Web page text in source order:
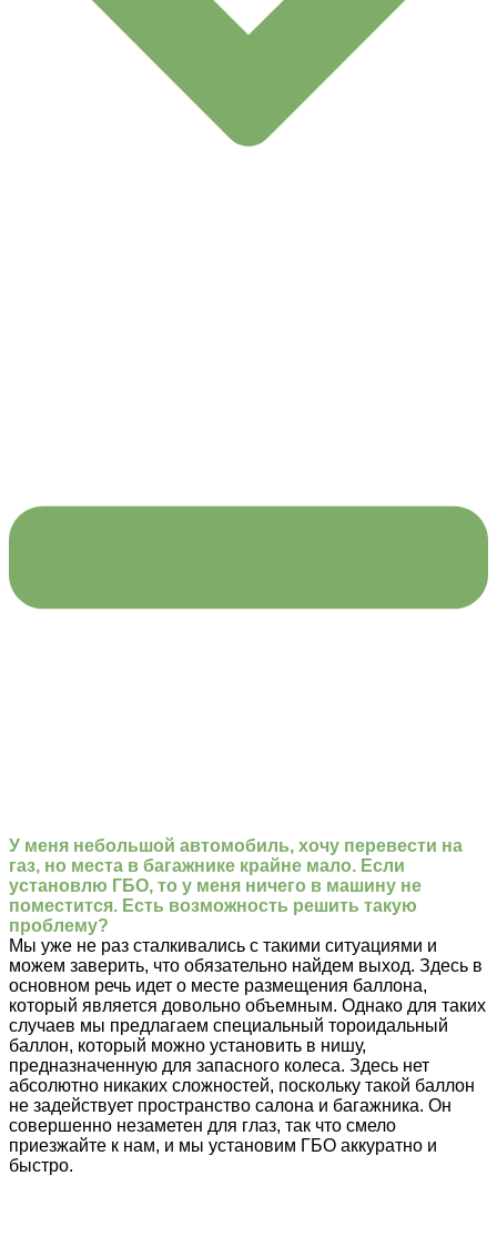
У меня небольшой автомобиль, хочу перевести на
газ, но места в багажнике крайне мало. Если
установлю ГБО, то у меня ничего в машину не
поместится. Есть возможность решить такую
проблему?
Мы уже не раз сталкивались с такими ситуациями и
можем заверить, что обязательно найдем выход. Здесь в
основном речь идет о месте размещения баллона,
который является довольно объемным. Однако для таких
случаев мы предлагаем специальный тороидальный
баллон, который можно установить в нишу,
предназначенную для запасного колеса. Здесь нет
абсолютно никаких сложностей, поскольку такой баллон
не задействует пространство салона и багажника. Он
совершенно незаметен для глаз, так что смело
приезжайте к нам, и мы установим ГБО аккуратно и
быстро.